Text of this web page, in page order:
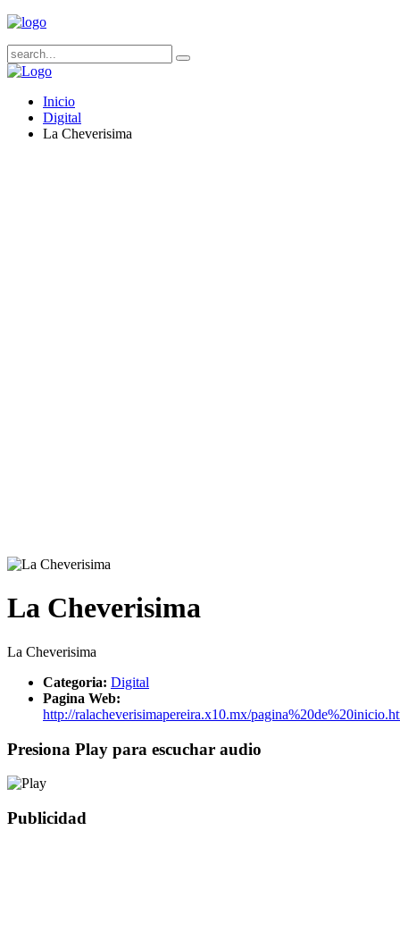
Inicio
Digital
La Cheverisima
La Cheverisima
La Cheverisima
Categoria: Digital
Pagina Web:
http://ralacheverisimapereira.x10.mx/
Presiona Play para escuchar audio
Publicidad